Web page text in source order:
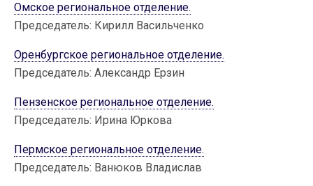
Омское региональное отделение.
Председатель: Кирилл Васильченко
Оренбургское региональное отделение.
Председатель: Александр Ерзин
Пензенское региональное отделение.
Председатель: Ирина Юркова
Пермское региональное отделение.
Председатель: Ванюков Владислав